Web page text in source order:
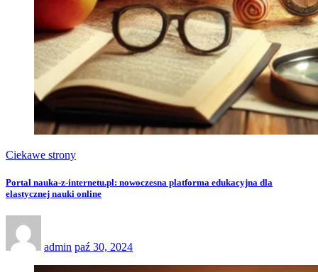
Ciekawe strony
Portal nauka-z-internetu.pl: nowoczesna platforma edukacyjna dla
elastycznej nauki online
admin paź 30, 2024